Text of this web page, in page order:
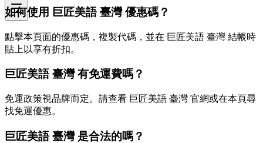
如何使用 巨匠美語 臺灣 優惠碼？
點擊本頁面的優惠碼，複製代碼，並在 巨匠美語 臺灣 結帳時
貼上以享有折扣。
巨匠美語 臺灣 有免運費嗎？
免運政策視品牌而定。請查看 巨匠美語 臺灣 官網或在本頁尋
找免運優惠。
巨匠美語 臺灣 是合法的嗎？